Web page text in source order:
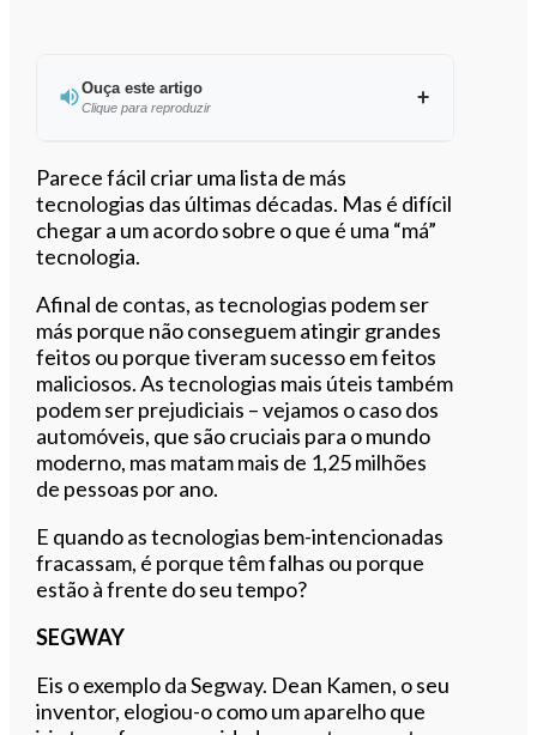
Ouça este artigo
Clique para reproduzir
Ouvir este artigo
Parece fácil criar uma lista de más
tecnologias das últimas décadas. Mas é difícil
chegar a um acordo sobre o que é uma “má”
tecnologia.
Afinal de contas, as tecnologias podem ser
más porque não conseguem atingir grandes
feitos ou porque tiveram sucesso em feitos
maliciosos. As tecnologias mais úteis também
podem ser prejudiciais – vejamos o caso dos
automóveis, que são cruciais para o mundo
moderno, mas matam mais de 1,25 milhões
de pessoas por ano.
E quando as tecnologias bem-intencionadas
fracassam, é porque têm falhas ou porque
estão à frente do seu tempo?
SEGWAY
Eis o exemplo da Segway. Dean Kamen, o seu
inventor, elogiou-o como um aparelho que